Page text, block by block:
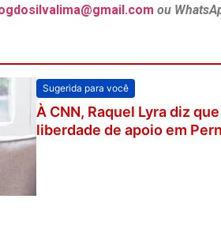
ou
Sugerida para você
À CNN, Raquel Lyra diz
liberdade de apoio em